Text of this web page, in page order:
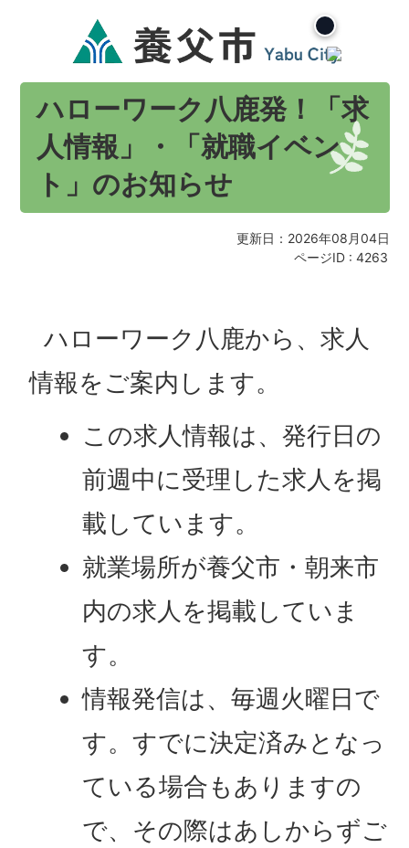
ハローワーク八鹿発！「求
人情報」・「就職イベン
ト」のお知らせ
更新日：2026年08月04日
ページID : 4263
ハローワーク八鹿から、求人
情報をご案内します。
この求人情報は、発行日の
前週中に受理した求人を掲
載しています。
就業場所が養父市・朝来市
内の求人を掲載していま
す。
情報発信は、毎週火曜日で
す。すでに決定済みとなっ
ている場合もありますの
で、その際はあしからずご